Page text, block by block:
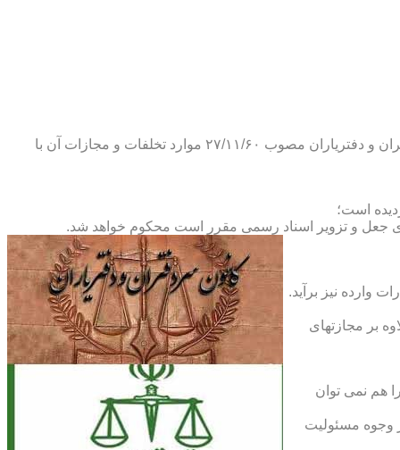
و طبق ماده ۲۹ آئین نامه های بند ۴ ماده ۶ و تبصره ۲ ماده ۶ و مواد ۱۴- ۱۷-۱۹-۲۰-۲۴-۲۸-۳۷ و ۵۳ قانون دفاتر اسناد رسمی و کانون سردفتران و دفتریاران مصوب ۲۷/۱۱/۶۰ موارد تخلفات و مجازات آن با
جعل و تزویر اسناد رسمی مقرر است محکوم خواهد شد.
وارده نیز برآید.
بر مجازتهای
هم نمی توان
وجوه مسئولیت